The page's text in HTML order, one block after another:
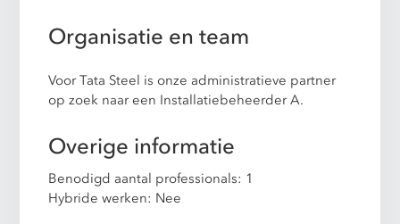
Organisatie en team
Voor Tata Steel is onze administratieve partner
op zoek naar een Installatiebeheerder A.
Overige informatie
Benodigd aantal professionals: 1
Hybride werken: Nee